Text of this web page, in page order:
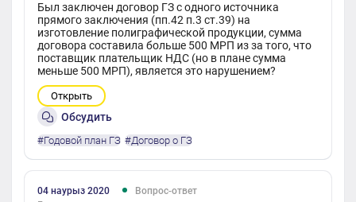
Был заключен договор ГЗ с одного источника
прямого заключения (пп.42 п.3 ст.39) на
изготовление полиграфической продукции, сумма
договора составила больше 500 МРП из за того, что
поставщик плательщик НДС (но в плане сумма
меньше 500 МРП), является это нарушением?
Открыть
Обсудить
#Годовой план ГЗ #Договор о ГЗ
04 наурыз 2020
Вопрос-ответ